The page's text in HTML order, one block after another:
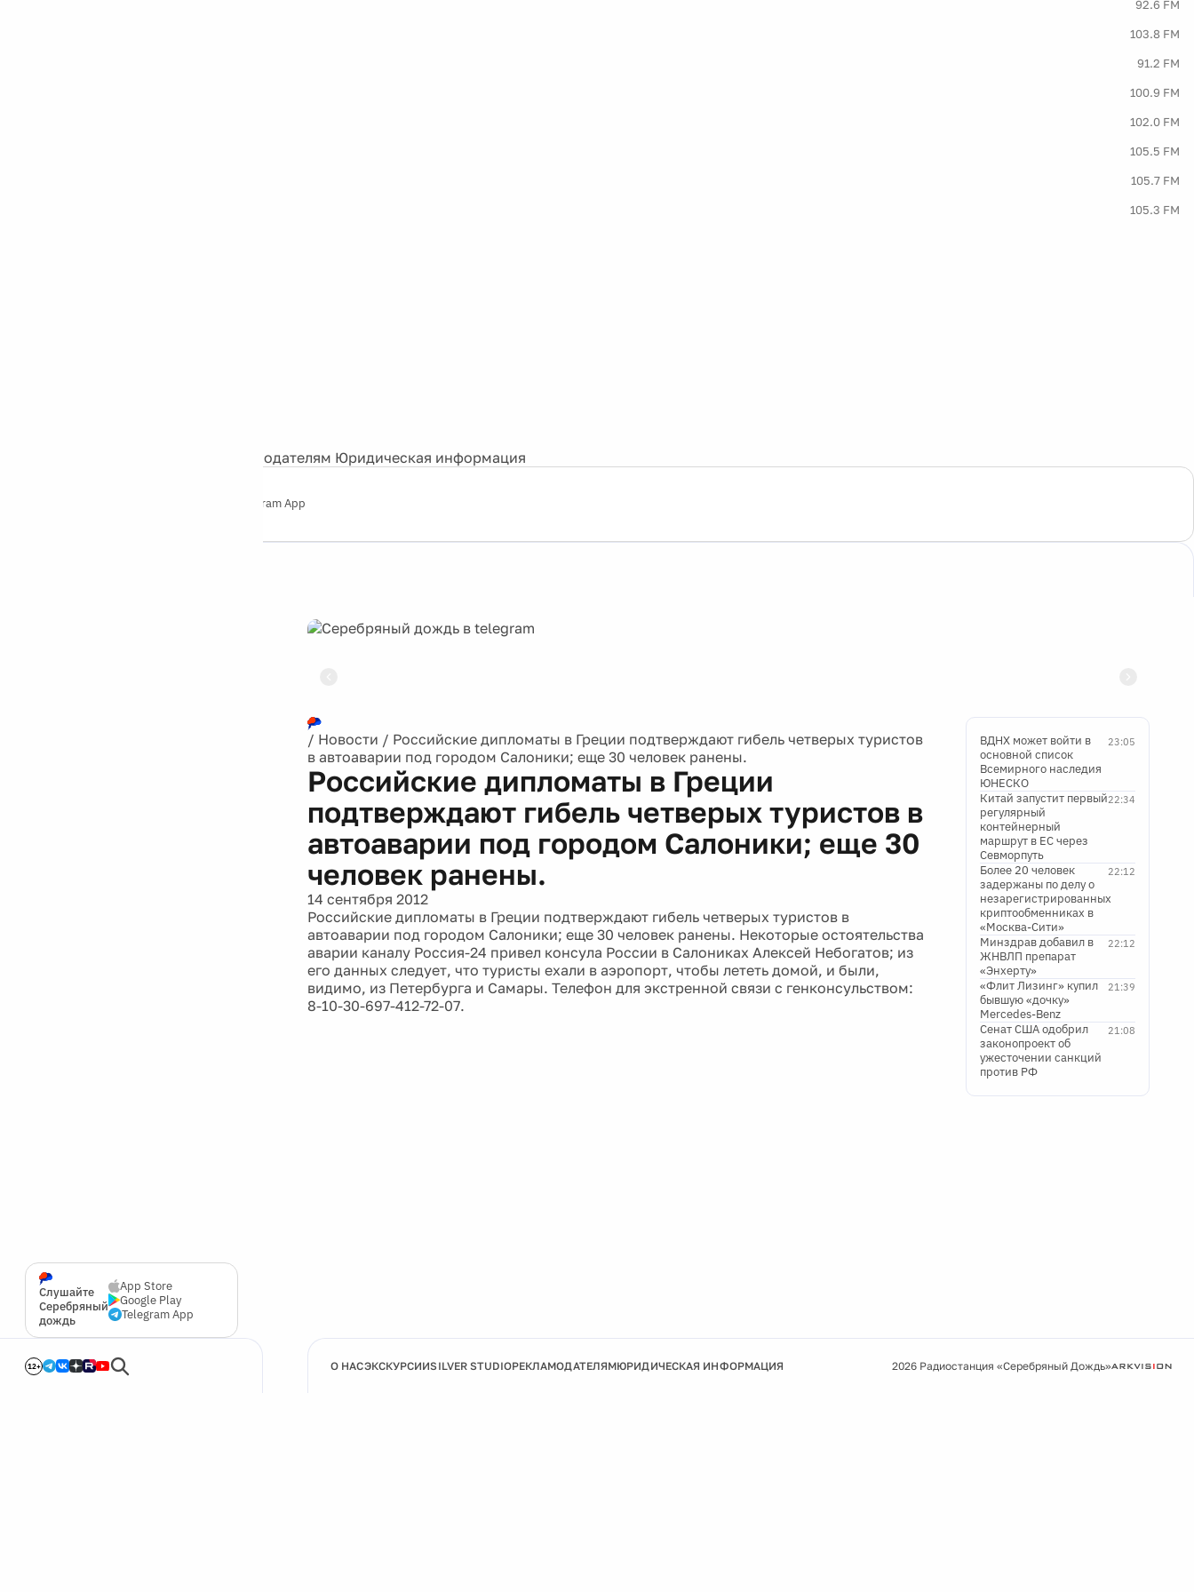
92.6 FM
103.8 FM
91.2 FM
100.9 FM
102.0 FM
105.5 FM
105.7 FM
105.3 FM
Рекламодателям Юридическая информация
Telegram App
Слушайте
Серебряный
дождь
App Store
Google Play
Telegram App
12+
/ Новости / Российские дипломаты в Греции подтверждают гибель четверых туристов
в автоаварии под городом Салоники; еще 30 человек ранены.
Российские дипломаты в Греции
подтверждают гибель четверых туристов в
автоаварии под городом Салоники; еще 30
человек ранены.
14 сентября 2012
Российские дипломаты в Греции подтверждают гибель четверых туристов в
автоаварии под городом Салоники; еще 30 человек ранены. Некоторые остоятельства
аварии каналу Россия-24 привел консула России в Салониках Алексей Небогатов; из
его данных следует, что туристы ехали в аэропорт, чтобы лететь домой, и были,
видимо, из Петербурга и Самары. Телефон для экстренной связи с генконсульством:
8-10-30-697-412-72-07.
23:05
ВДНХ может войти в
основной список
Всемирного наследия
ЮНЕСКО
22:34
Китай запустит первый
регулярный
контейнерный
маршрут в ЕС через
Севморпуть
22:12
Более 20 человек
задержаны по делу о
незарегистрированных
криптообменниках в
«Москва-Сити»
22:12
Минздрав добавил в
ЖНВЛП препарат
«Энхерту»
21:39
«Флит Лизинг» купил
бывшую «дочку»
Mercedes-Benz
21:08
Сенат США одобрил
законопроект об
ужесточении санкций
против РФ
О НАСЭКСКУРСИИSILVER STUDIOРЕКЛАМОДАТЕЛЯМЮРИДИЧЕСКАЯ ИНФОРМАЦИЯ 2026 Радиостанция «Серебряный Дождь»